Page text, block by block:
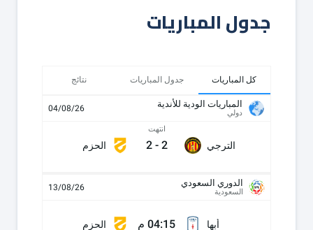
جدول المباريات
كل المباريات جدول المباريات نتائج
المباريات الودية للأندية
دولي 04/08/26
الترجي
انتهت
2
-
2 الحزم
الدوري السعودي
السعودية 13/08/26
أبها 04:15 م الحزم